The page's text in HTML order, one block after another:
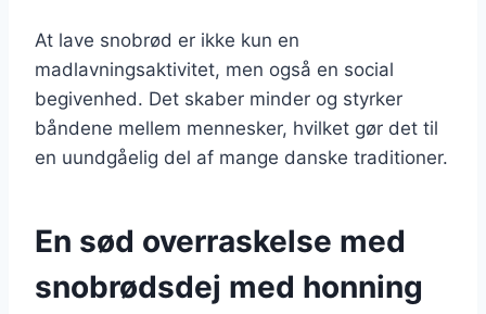
At lave snobrød er ikke kun en
madlavningsaktivitet, men også en social
begivenhed. Det skaber minder og styrker
båndene mellem mennesker, hvilket gør det til
en uundgåelig del af mange danske traditioner.
En sød overraskelse med
snobrødsdej med honning